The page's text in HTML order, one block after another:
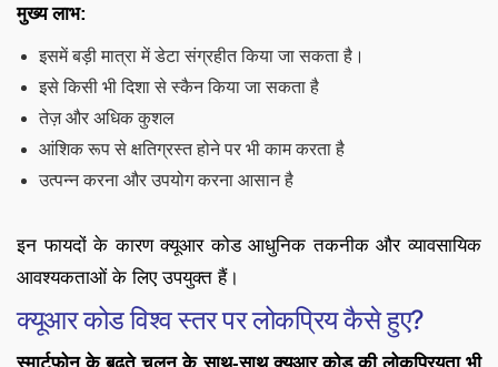
मुख्य लाभ:
इसमें बड़ी मात्रा में डेटा संग्रहीत किया जा सकता है।
इसे किसी भी दिशा से स्कैन किया जा सकता है
तेज़ और अधिक कुशल
आंशिक रूप से क्षतिग्रस्त होने पर भी काम करता है
उत्पन्न करना और उपयोग करना आसान है
इन फायदों के कारण क्यूआर कोड आधुनिक तकनीक और व्यावसायिक
आवश्यकताओं के लिए उपयुक्त हैं।
क्यूआर कोड विश्व स्तर पर लोकप्रिय कैसे हुए?